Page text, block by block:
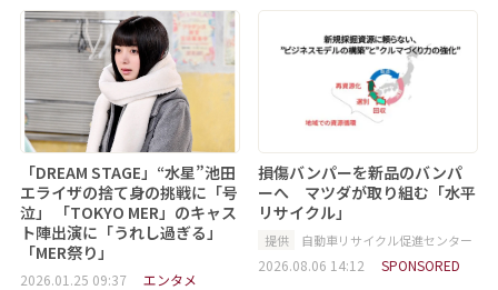
「DREAM STAGE」“水星”池田
エライザの捨て身の挑戦に「号
泣」 「TOKYO MER」のキャス
ト陣出演に「うれし過ぎる」
「MER祭り」
2026.01.25 09:37 エンタメ
損傷バンパーを新品のバンパ
ーへ マツダが取り組む「水平
リサイクル」
提供 自動車リサイクル促進センター
2026.08.06 14:12 SPONSORED